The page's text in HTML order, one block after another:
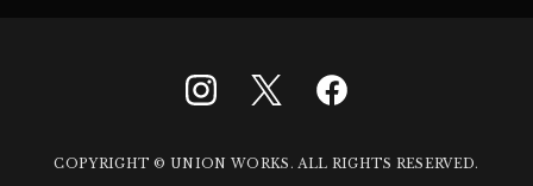
COPYRIGHT © UNION WORKS. ALL RIGHTS RESERVED.